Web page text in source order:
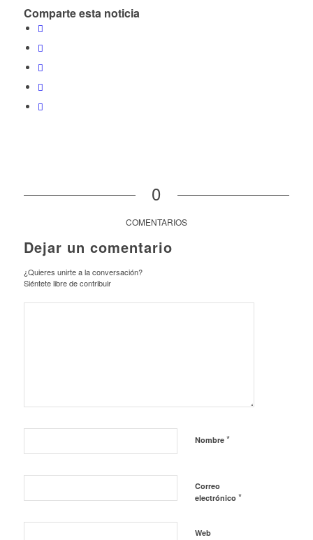
Comparte esta noticia
0
COMENTARIOS
Dejar un comentario
¿Quieres unirte a la conversación?
Siéntete libre de contribuir
Nombre *
Correo
electrónico *
Web